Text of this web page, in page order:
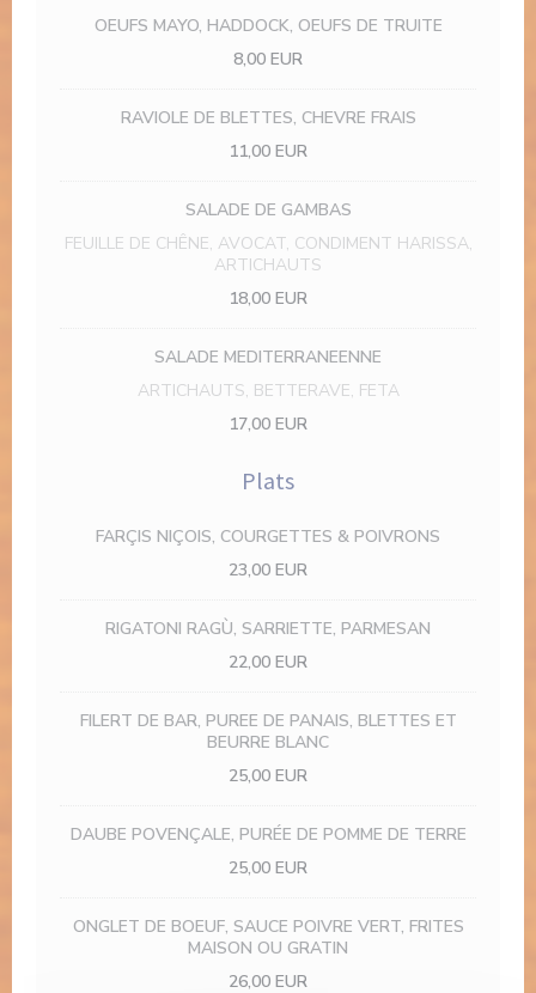
OEUFS MAYO, HADDOCK, OEUFS DE TRUITE
8,00 EUR
RAVIOLE DE BLETTES, CHEVRE FRAIS
11,00 EUR
SALADE DE GAMBAS
FEUILLE DE CHÊNE, AVOCAT, CONDIMENT HARISSA,
ARTICHAUTS
18,00 EUR
SALADE MEDITERRANEENNE
ARTICHAUTS, BETTERAVE, FETA
17,00 EUR
Plats
FARÇIS NIÇOIS, COURGETTES & POIVRONS
23,00 EUR
RIGATONI RAGÙ, SARRIETTE, PARMESAN
22,00 EUR
FILERT DE BAR, PUREE DE PANAIS, BLETTES ET
BEURRE BLANC
25,00 EUR
DAUBE POVENÇALE, PURÉE DE POMME DE TERRE
25,00 EUR
ONGLET DE BOEUF, SAUCE POIVRE VERT, FRITES
MAISON OU GRATIN
26,00 EUR